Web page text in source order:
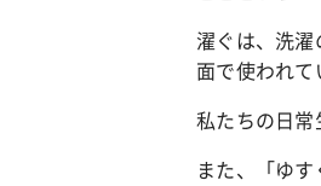
濯ぐは、洗
面で使われて
私たちの日常
また、「ゆ
ぷりの【そでロールア